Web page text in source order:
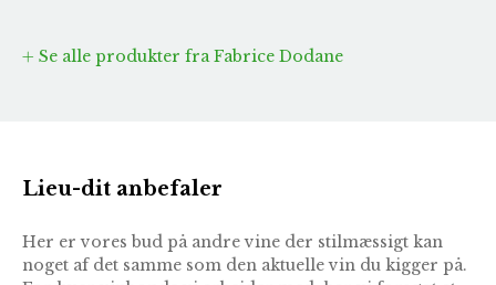
Se alle produkter fra Fabrice Dodane
Lieu-dit anbefaler
Her er vores bud på andre vine der stilmæssigt kan
noget af det samme som den aktuelle vin du kigger på.